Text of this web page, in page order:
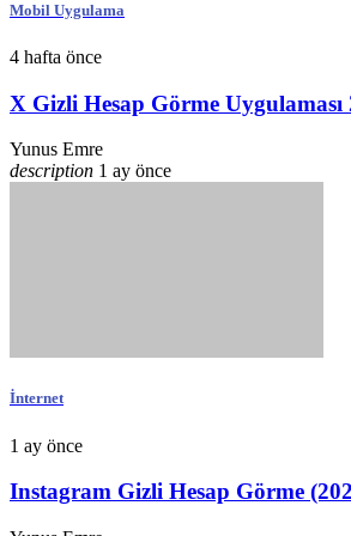
Mobil Uygulama
4 hafta önce
X Gizli Hesap Görme
Yunus Emre
description 1 ay önce
İnternet
1 ay önce
Instagram Gizli Hesap Görme